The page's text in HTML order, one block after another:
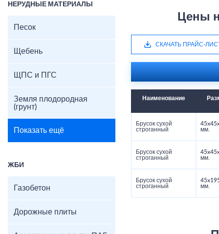
НЕРУДНЫЕ МАТЕРИАЛЫ
Песок
Щебень
ЩПС и ПГС
Земля плодородная
(грунт)
Показать ещё
ЖБИ
Газобетон
Дорожные плиты
Цены
СКАЧАТЬ ПРАЙС-
Наименование
Брусок сухой
строганный
мм.
Брусок сухой
строганный
мм.
Брусок сухой
строганный
мм.